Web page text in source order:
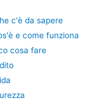
c'è da sapere
e come funziona
cosa fare